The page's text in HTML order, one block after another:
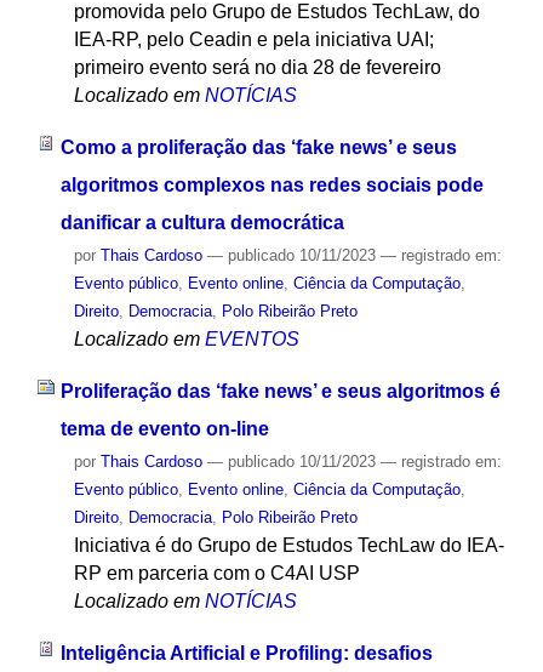
promovida pelo Grupo de Estudos TechLaw, do
IEA-RP, pelo Ceadin e pela iniciativa UAI;
primeiro evento será no dia 28 de fevereiro
Localizado em NOTÍCIAS
Como a proliferação das ‘fake news’ e seus
algoritmos complexos nas redes sociais pode
danificar a cultura democrática
por Thais Cardoso — publicado10/11/2023 — registrado em:
Evento público, Evento online, Ciência da Computação,
Direito, Democracia, Polo Ribeirão Preto
Localizado em EVENTOS
Proliferação das ‘fake news’ e seus algoritmos é
tema de evento on-line
por Thais Cardoso — publicado10/11/2023 — registrado em:
Evento público, Evento online, Ciência da Computação,
Direito, Democracia, Polo Ribeirão Preto
Iniciativa é do Grupo de Estudos TechLaw do IEA-
RP em parceria com o C4AI USP
Localizado em NOTÍCIAS
Inteligência Artificial e Profiling: desafios